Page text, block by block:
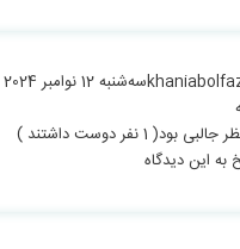
سه‌شنبه 12 نوامبر 2024
جالبی بود(
1نفر دوست داشتند )
به این دیدگاه